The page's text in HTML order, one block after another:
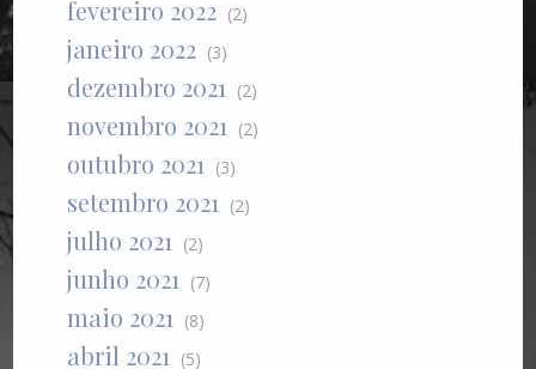
fevereiro 2022 (2)
janeiro 2022 (3)
dezembro 2021 (2)
novembro 2021 (2)
outubro 2021 (3)
setembro 2021 (2)
julho 2021 (2)
junho 2021 (7)
maio 2021 (8)
abril 2021 (5)